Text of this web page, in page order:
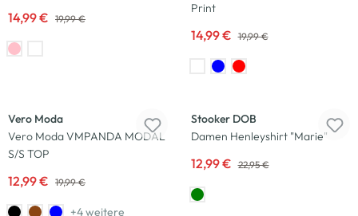
14,99 € 19,99 €
Print
14,99 € 19,99 €
Vero Moda
Vero Moda VMPANDA MODAL
S/S TOP
12,99 € 19,99 €
+4 weitere
Stooker DOB
Damen Henleyshirt "Marie"
12,99 € 22,95 €